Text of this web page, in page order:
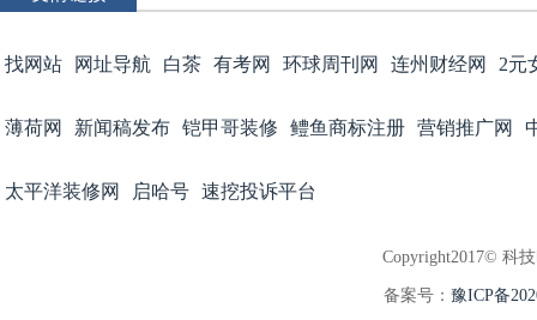
找网站 网址导航 白茶 有考网 环球周刊网 连州财经网 2元
薄荷网 新闻稿发布 铠甲哥装修 鳢鱼商标注册 营销推广网
太平洋装修网 启哈号 速挖投诉平台
Copyright2017© 科
备案号： 豫ICP备